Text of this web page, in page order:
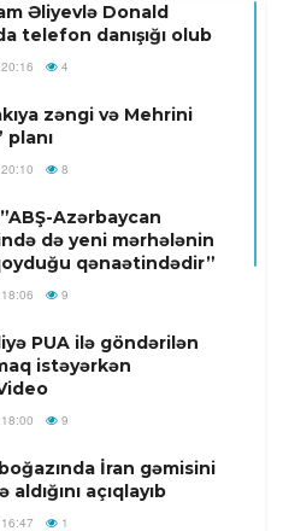
Əliyevlə Donald
telefon danışığı olub
4
zəngi və Mehrini
planı
8
Azərbaycan
də yeni mərhələnin
qənaətindədir”
9
PUA ilə göndərilən
istəyərkən
9
İran gəmisini
açıqlayıb
1